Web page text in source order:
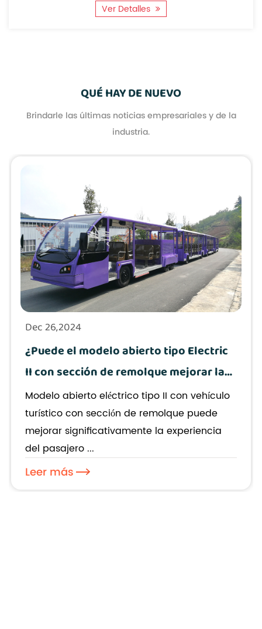
Ver Detalles
QUÉ HAY DE NUEVO
Brindarle las últimas noticias empresariales y de la
industria.
Dec 26,2024
¿Puede el modelo abierto tipo Electric
II con sección de remolque mejorar la
experiencia de los pasajeros en los
recorridos urbanos?
Modelo abierto eléctrico tipo II con vehículo
turístico con sección de remolque puede
mejorar significativamente la experiencia
del pasajero ...
Leer más